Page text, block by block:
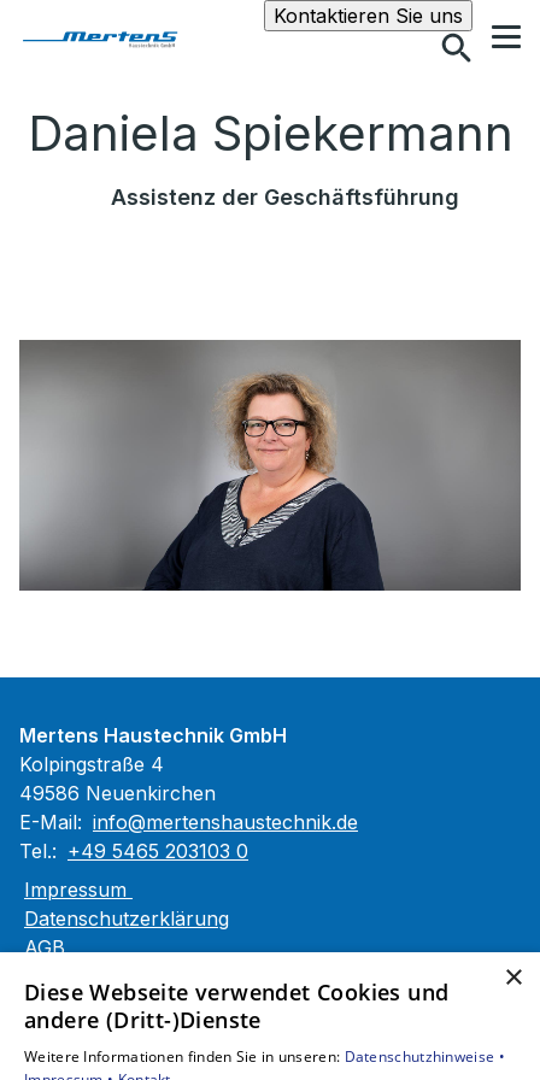
Kontaktieren Sie unsSuche
Daniela Spiekermann
Assistenz der Geschäftsführung
Mertens Haustechnik GmbH
Kolpingstraße 4
49586 Neuenkirchen
E-Mail: info@mertenshaustechnik.de
Tel.: +49 5465 203103 0
Impressum
Datenschutzerklärung
AGB
Unsere Bereiche
Privatkunden
×
Diese Webseite verwendet Cookies und
andere (Dritt-)Dienste
Weitere Informationen finden Sie in unseren: Datenschutzhinweise •